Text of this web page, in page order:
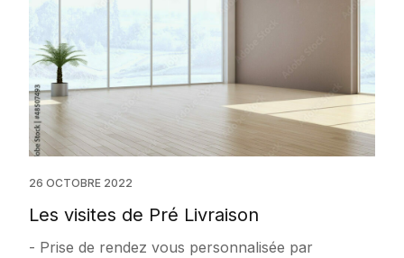
26 OCTOBRE 2022
Les visites de Pré Livraison
- Prise de rendez vous personnalisée par